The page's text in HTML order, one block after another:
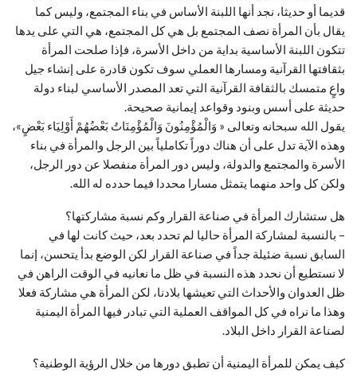
قديما أو حديثا، نجد أنها اللبنة الأساس في بناء المجتمع، وليس كما
يقال بأن المرأة نصف المجتمع بل هي كل المجتمع، هي التي على يدها
تتكون اللبنة الأساسية بداية من داخل الأسرة، فإذا صلحت المرأة
بثقافتها القرآنية ومسارها العملي سوف تكون قادرة على إنشاء جيل
واعٍ متمسك بالثقافة القرآنية التي تعد المصدر الأساسي لبناء دولة
حديثة على أسس وبنود وقواعد إيمانية صحيحة.
يقول الله سبحانه وتعالى « وَالْمُؤْمِنُونَ وَالْمُؤْمِنَاتُ بَعْضُهُمْ أَوْلِيَاء بَعْضٍ»،
وهذه الآية تدل على أن هناك دوراً تكاملياً بين الرجل والمرأة في بناء
الأسرة والمجتمع والدولة، وليس دور المرأة منفصلا عن دور الرجل،
ولكن كل واحد منهما يتمثل مسارا محددا فيما حدده له الله.
هل ستشارك المرأة في صناعة القرار وكم نسبة مشاركتها؟
– بالنسبة لمشاركة المرأة حاليا لم تحدد بعد، حيث كانت لها في
السابق نسبة ضئيلة جداً في صناعة القرار لكن الوضع بدأ يتحسن، إنما
لا نستطيع أن نحدد هذه النسبة في ظل ما نعانيه في الوقت الراهن في
ظل العدوان والأحداث التي تعيشها بلادنا، لكن المرأة هي مشاركة فعلا
وهذا ما نراه في كل المواقف العملية التي تبادر فيها المرأة اليمنية
لصناعة القرار داخل البلاد.
كيف يمكن للمرأة اليمنية أن تطبق دورها من خلال الرؤية الوطنية؟